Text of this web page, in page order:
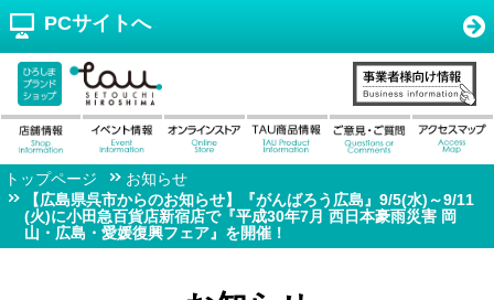
PCサイトへ
トップページ
お知らせ
【広島県呉市からのお知らせ】『がんばろう広島』9/5(水)～9/11
(火)に小田急百貨店新宿店で『平成30年7月 西日本豪雨災害 岡
山・広島・愛媛復興フェア』を開催！